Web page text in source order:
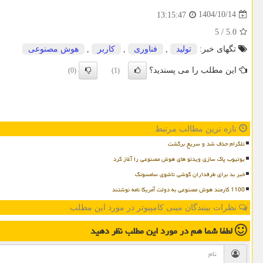
1404/10/14
13:15:47
5.0
/
5
تگهای خبر:
تولید فناوری كاربر هوش مصنوعی
این مطلب را می پسندید؟ (1)
(0)
تازه ترین مطالب مرتبط
تلگرام حذف شد و سریع برگشت
یوتیوب پاک سازی ویدئو های هوش مصنوعی را آغاز کرد
خبر بد برای طرفداران گوشی تاشوی سامسونگ
1100 کارمند هوش مصنوعی به دولت آمریکا نامه نوشتند
نظرات بینندگان مینی کامپیوتر در مورد این مطلب
لطفا شما همدر مورد این مطلبنظر دهید